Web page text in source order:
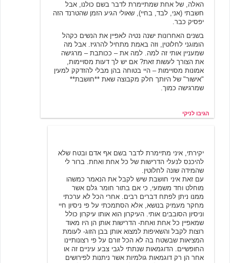
האלה, של אחת שמתיימרת לדבר בשם כולנו, אבל
חשבתי (אני, לבד, בחיי), שאולי הגיע הזמן שהטרנד הזה
יפסיק כבר.
בשנים האחרונות ישנה נטיה לאפיין את הנשים כקהל
הומוגני לחלוטין, וזה באמת מתחיל להרגיז. אבל מה
שמעניין אותי זה למה. למה את – ככותבת – מרגישה
את הצורך לעשות זאת? אם יש לך דעות מסויימות,
אמונות מסויימות – היי בטוחה בהן מבלי להזדקק למעין
"אישור" של היותך חלק מקבוצה שאת **חושבת**
שמרגישה כמוך.
הגיבו לניקי
יקירתי, איני מתיימרת לדבר בשם אף אדם ובטח שלא
להיכנס לנעלי הדרישות של כל אחת ואחת. ברור לי
שהמידה שונה לחלוטין.
עם זאת איני חושבת שיש לקבל את הנאמר כמשהו
מוחלט וחד משמעי, כי אם בתור חומר גלם אשר
ממנו ניתן לפתח דברים רבים. אחרי הכל לא ערכתי
מחקר מעמיק בנושא, אלא הסתמכתי על פי ניסיון חיי
וניסיון הסובבים אותי. העיקרון הוא אותו עיקרון כולל
שמאפיין כל אחת ואחת- הדרישות אותן הן היו מאוד
רוצות לקבל והשאיפות למצוא אותן בבן הזוג- לעומת
המציאות שבשטח בה לא הכל זורם על פי רצונותיינו
החופשיים. הדוגמאות שנתתי לגבי צבע עיניים זה או
אחר הן רק דוגמאות גולמיות אשר ניתנות לפירושים